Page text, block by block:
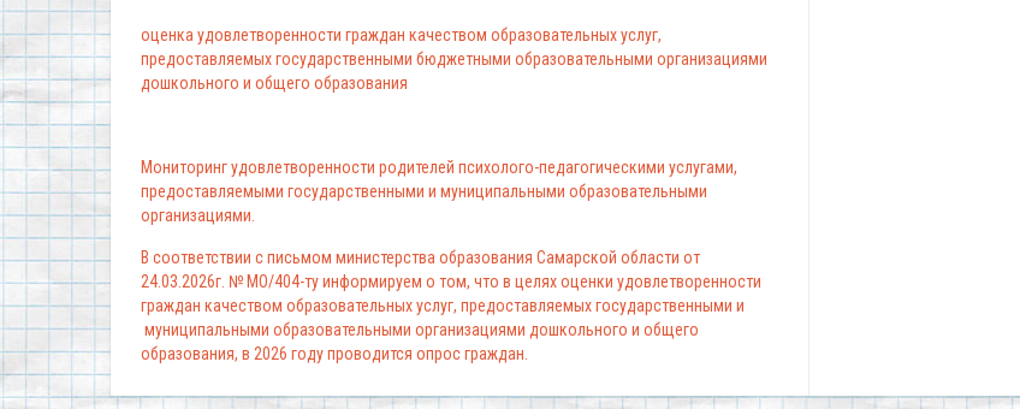
оценка удовлетворенности граждан качеством образовательных услуг,
предоставляемых государственными бюджетными образовательными организациями
дошкольного и общего образования
Мониторинг удовлетворенности родителей психолого-педагогическими услугами,
предоставляемыми государственными и муниципальными образовательными
организациями.
В соответствии с письмом министерства образования Самарской области от
24.03.2026г. № МО/404-ту информируем о том, что в целях оценки удовлетворенности
граждан качеством образовательных услуг, предоставляемых государственными и
муниципальными образовательными организациями дошкольного и общего
образования, в 2026 году проводится опрос граждан.